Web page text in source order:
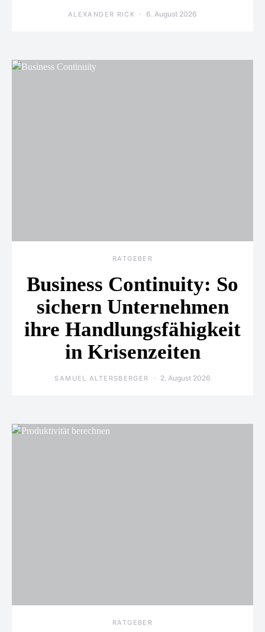
ALEXANDER RICK 6. August 2026
RATGEBER
Business Continuity: So
sichern Unternehmen
ihre Handlungsfähigkeit
in Krisenzeiten
SAMUEL ALTERSBERGER 2. August 2026
RATGEBER